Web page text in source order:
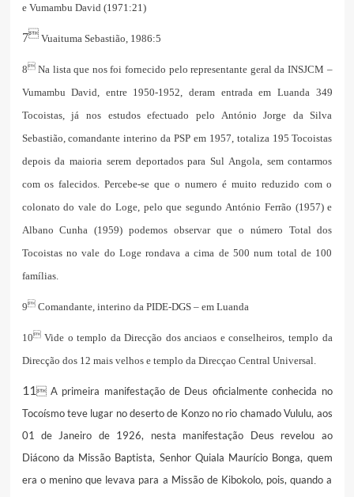
e Vumambu David (1971:21)
7Vuaituma Sebastião, 1986:5
8Na lista que nos foi fornecido pelo representante geral da INSJCM –
Vumambu David, entre 1950-1952, deram entrada em Luanda 349
Tocoistas, já nos estudos efectuado pelo António Jorge da Silva
Sebastião, comandante interino da PSP em 1957, totaliza 195 Tocoistas
depois da maioria serem deportados para Sul Angola, sem contarmos
com os falecidos. Percebe-se que o numero é muito reduzido com o
colonato do vale do Loge, pelo que segundo António Ferrão (1957) e
Albano Cunha (1959) podemos observar que o número Total dos
Tocoistas no vale do Loge rondava a cima de 500 num total de 100
famílias.
9Comandante, interino da PIDE-DGS – em Luanda
10Vide o templo da Direcção dos anciaos e conselheiros, templo da
Direcção dos 12 mais velhos e templo da Direcçao Central Universal.
11A primeira manifestação de Deus oficialmente conhecida no
Tocoísmo teve lugar no deserto de Konzo no rio chamado Vululu, aos
01 de Janeiro de 1926, nesta manifestação Deus revelou ao
Diácono da Missão Baptista, Senhor Quiala Maurício Bonga, quem
era o menino que levava para a Missão de Kibokolo, pois, quando a